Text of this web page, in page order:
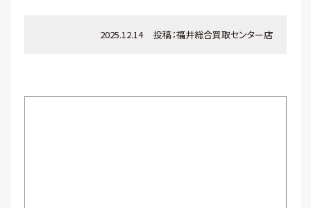
2025.12.14 投稿：福井総合買取センター店